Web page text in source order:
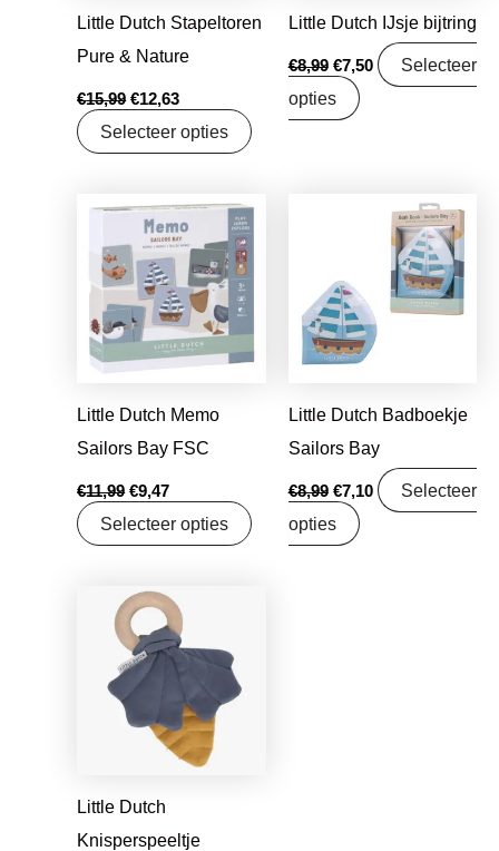
Little Dutch Stapeltoren
Pure & Nature
€15,99 €12,63
Selecteer opties
Little Dutch IJsje bijtring
€8,99 €7,50
Selecteer
opties
Little Dutch Memo
Sailors Bay FSC
€11,99
Oorspronkelijke
prijs
was:
€11,99.
€9,47
Huidige
prijs
is:
€9,47.
Selecteer opties
Little Dutch Badboekje
Sailors Bay
€8,99
Oorspronkelijke
€7,10
Huidige
prijs
€7,10.
Selecteer
opties
Little Dutch
Knisperspeeltje
Oorspronkelijke
prijs
was:
€7,95.
Huidige
prijs
is:
€6,28.